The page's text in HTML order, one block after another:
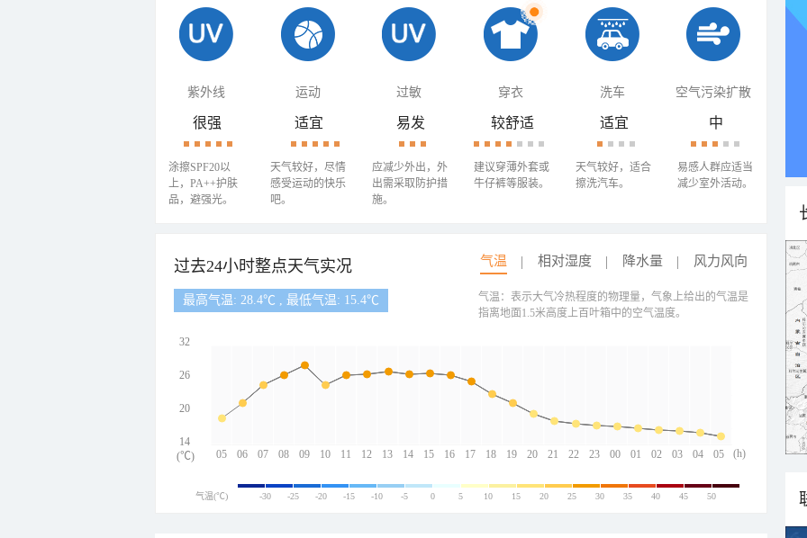
紫外线 运动 过敏 穿衣 洗车 空气污染扩散
很强
涂擦SPF20以
上，PA++护肤
品，避强光。
适宜
天气较好，尽情
感受运动的快乐
吧。
易发
应减少外出，外
出需采取防护措
施。
较舒适
建议穿薄外套或
牛仔裤等服装。
适宜
天气较好，适合
擦洗汽车。
中
易感人群应适当
减少室外活动。
过去24小时整点天气实况 气温 相对湿度 降水量 风力风向
最高气温: 28.4℃ , 最低气温: 15.4℃
05 06 07 08 09 10 11 12 13 14 15 16 17 18 19 20 21 22 23 00 01 02 03 04 05
32
26
20
14
(h)
(℃)
气温：表示大气冷热程度的物理量，气象上给出的气温是
指离地面1.5米高度上百叶箱中的空气温度。
气温(℃) -30 -25 -20 -15 -10 -5 0 5 10 15 20 25 30 35 40 45 50